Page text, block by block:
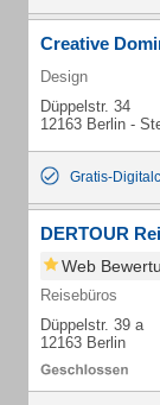
Creative
Design
Düppelstr. 34
12163 Berlin -
Gratis-
DERTOUR
Web
Reisebüros
Düppelstr. 39 a
12163 Berlin